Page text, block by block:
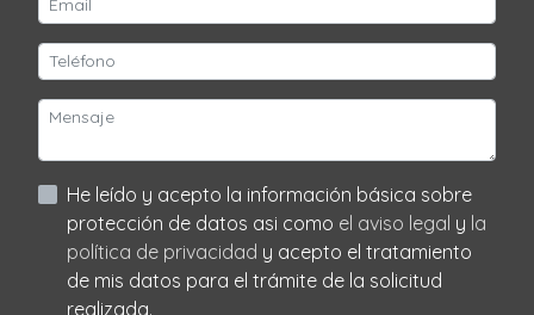
He leído y acepto la información básica sobre
protección de datos asi como el aviso legal y la
política de privacidad y acepto el tratamiento
de mis datos para el trámite de la solicitud
realizada.